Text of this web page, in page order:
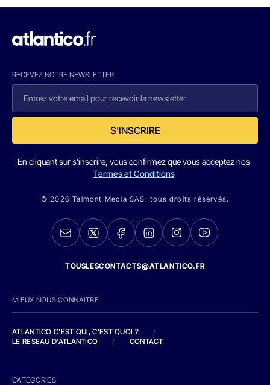
RECEVEZ NOTRE NEWSLETTER
S'INSCRIRE
En cliquant sur s'inscrire, vous confirmez que vous acceptez nos
Termes et Conditions
© 2026 Talmont Media SAS. tous droits réservés.
TOUSLESCONTACTS@ATLANTICO.FR
MIEUX NOUS CONNAITRE
ATLANTICO C'EST QUI, C'EST QUOI ?
/
LE RESEAU D'ATLANTICO
/ CONTACT
CATEGORIES